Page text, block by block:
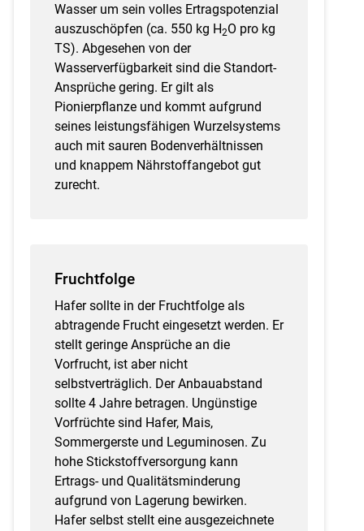
Wasser um sein volles Ertragspotenzial
auszuschöpfen (ca. 550 kg H2O pro kg
TS). Abgesehen von der
Wasserverfügbarkeit sind die Standort-
Ansprüche gering. Er gilt als
Pionierpflanze und kommt aufgrund
seines leistungsfähigen Wurzelsystems
auch mit sauren Bodenverhältnissen
und knappem Nährstoffangebot gut
zurecht.
Fruchtfolge
Hafer sollte in der Fruchtfolge als
abtragende Frucht eingesetzt werden. Er
stellt geringe Ansprüche an die
Vorfrucht, ist aber nicht
selbstverträglich. Der Anbauabstand
sollte 4 Jahre betragen. Ungünstige
Vorfrüchte sind Hafer, Mais,
Sommergerste und Leguminosen. Zu
hohe Stickstoffversorgung kann
Ertrags- und Qualitätsminderung
aufgrund von Lagerung bewirken.
Hafer selbst stellt eine ausgezeichnete